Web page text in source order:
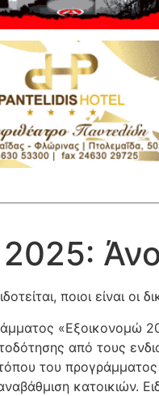
ποιοι είναι οι
«Εξοικονομώ
από τους
του
κατοικιών.